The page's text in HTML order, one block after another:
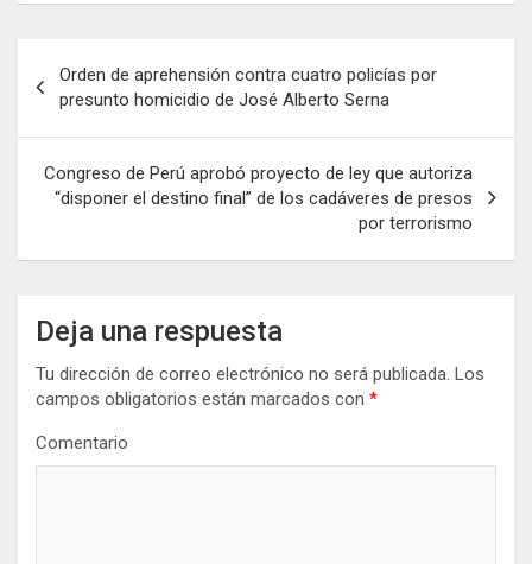
puentes
Biden con la
de
entradas
Orden de aprehensión contra cuatro policías por
presunto homicidio de José Alberto Serna
Congreso de Perú aprobó proyecto de ley que autoriza
“disponer el destino final” de los cadáveres de presos
por terrorismo
Deja una respuesta
Tu dirección de correo electrónico no será publicada. Los
campos obligatorios están marcados con *
Comentario